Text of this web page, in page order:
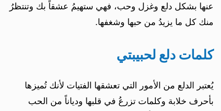
عنها بشكل دلع وغزل وحب، فهي ستهيمُ عشقاً بك وتنتظرُ
منك كل ما يزيدُ من حبها وشغفها.
كلمات دلع لحبيبتي
يُعتبر الدلع من الأمور التي تعشقها الفتيات لأنك تُميزها
بأحرف خلابة وكلمات تزرعُ في قلبها ودياناً من الحب